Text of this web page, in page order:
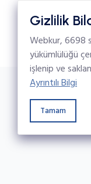
Gizlilik
Webkur, 6698
yükümlülüğü
işlenip ve
Ayrıntılı Bilgi
Tamam